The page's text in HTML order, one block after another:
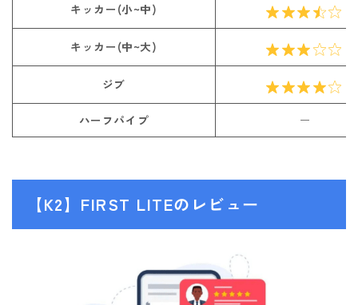
キッカー(小~中)
キッカー(中~大)
ジブ
ハーフパイプ ー
【K2】FIRST LITEのレビュー